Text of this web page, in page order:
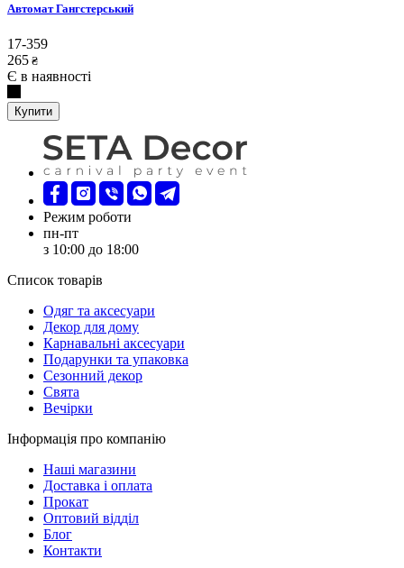
Автомат Гангстерський
17-359
265 ₴
Є в наявності
Купити
Режим роботи
пн-пт
з 10:00 до 18:00
Список товарів
Oдяг та аксесуари
Декор для дому
Карнавальні аксесуари
Подарунки та упаковка
Сезонний декор
Свята
Вечірки
Інформація про компанію
Наші магазини
Доставка і оплата
Прокат
Оптовий відділ
Блог
Контакти